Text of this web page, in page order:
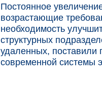
Постоянное
возрастающие
необходимость
структурных
удаленных, поставили
современной системы